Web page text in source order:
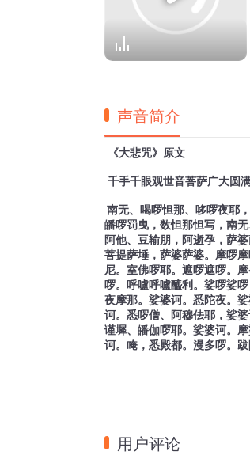
声音简介
《大悲咒》原文
千手千眼观世音菩萨广大圆
南无、喝啰怛那、哆啰夜耶
皤啰罚曳，数怛那怛写，南
阿他、豆输朋，阿逝孕，萨
菩提萨埵，萨婆萨婆。摩啰
尼。室佛啰耶。遮啰遮啰。
啰。呼嚧呼嚧醯利。娑啰娑
夜摩那。娑婆诃。悉陀夜。
诃。悉啰僧、阿穆佉耶，娑
谨墀、皤伽啰耶。娑婆诃。
诃。唵，悉殿都。漫多啰。跋
用户评论